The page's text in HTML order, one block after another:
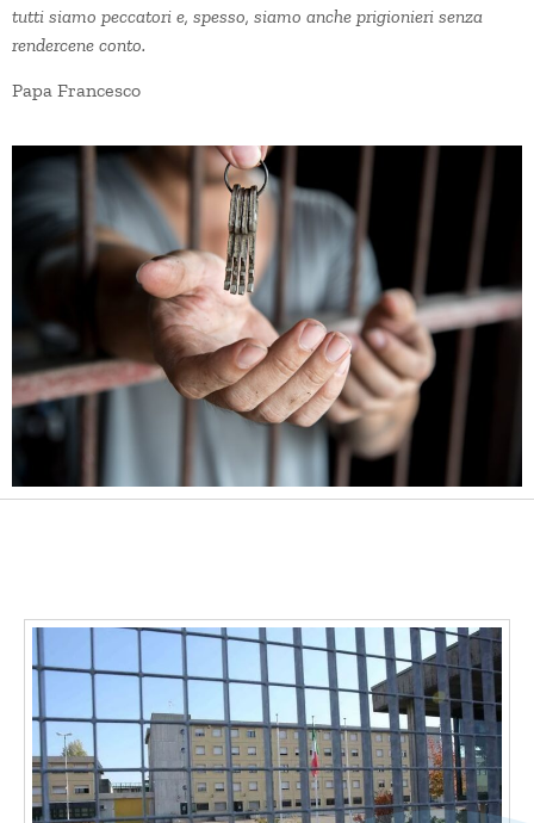
tutti siamo peccatori e, spesso, siamo anche prigionieri senza
rendercene conto.
Papa Francesco